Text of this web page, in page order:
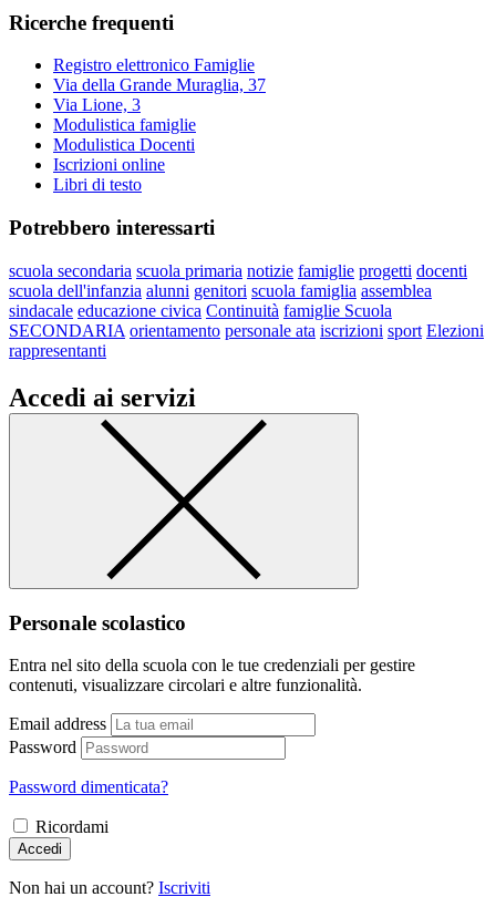
Ricerche frequenti
Registro elettronico Famiglie
Via della Grande Muraglia, 37
Via Lione, 3
Modulistica famiglie
Modulistica Docenti
Iscrizioni online
Libri di testo
Potrebbero interessarti
scuola secondaria scuola primaria notizie famiglie progetti docenti
scuola dell'infanzia alunni genitori scuola famiglia assemblea
sindacale educazione civica Continuità famiglie Scuola
SECONDARIA orientamento personale ata iscrizioni sport Elezioni
rappresentanti
Accedi ai servizi
Personale scolastico
Entra nel sito della scuola con le tue credenziali per gestire
contenuti, visualizzare circolari e altre funzionalità.
Email address
Password
Password dimenticata?
Ricordami
Accedi
Non hai un account? Iscriviti